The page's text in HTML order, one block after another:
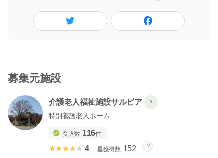
募集元施設
介護老人福祉施設サルビア
特別養護老人ホーム
受入数 116件
★★★★★
★★★★★ 4 星獲得数 152